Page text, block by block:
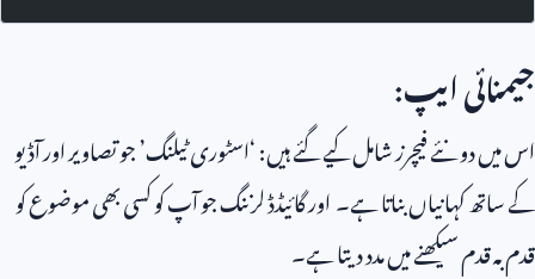
جیمنائی ایپ:
اس میں دو نئے فیچرز شامل کیے گئے ہیں: ‘اسٹوری ٹیلنگ’ جو تصاویر اور آڈیو
کے ساتھ کہانیاں بناتا ہے۔ اور گائیڈڈ لرننگ جو آپ کو کسی بھی موضوع کو
قدم بہ قدم سیکھنے میں مدد دیتا ہے۔